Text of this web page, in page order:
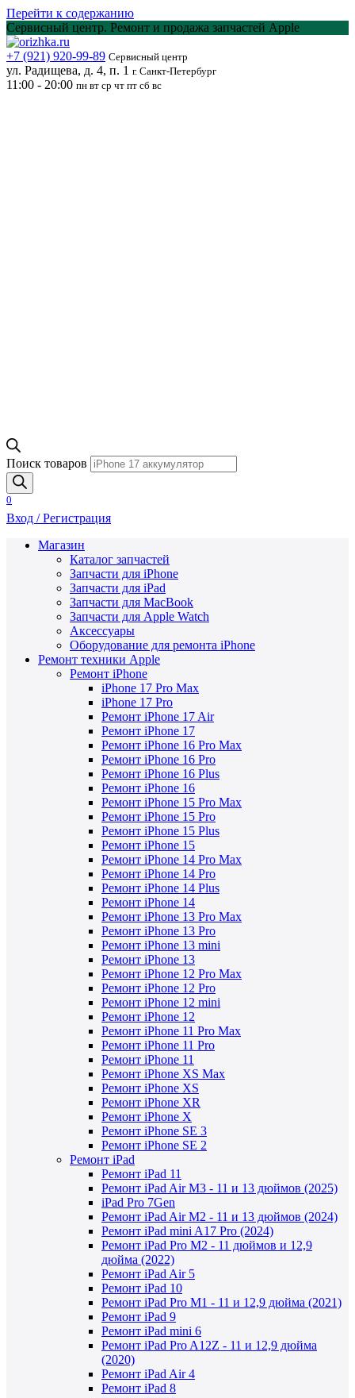
Перейти к содержанию
Сервисный центр. Ремонт и продажа запчастей Apple
+7 (921) 920-99-89 Сервисный центр
ул. Радищева, д. 4, п. 1 г. Санкт-Петербург
11:00 - 20:00 пн вт ср чт пт сб вс
Поиск товаров
0
Вход / Регистрация
Магазин
Каталог запчастей
Запчасти для iPhone
Запчасти для iPad
Запчасти для MacBook
Запчасти для Apple Watch
Аксессуары
Оборудование для ремонта iPhone
Ремонт техники Apple
Ремонт iPhone
iPhone 17 Pro Max
iPhone 17 Pro
Ремонт iPhone 17 Air
Ремонт iPhone 17
Ремонт iPhone 16 Pro Max
Ремонт iPhone 16 Pro
Ремонт iPhone 16 Plus
Ремонт iPhone 16
Ремонт iPhone 15 Pro Max
Ремонт iPhone 15 Pro
Ремонт iPhone 15 Plus
Ремонт iPhone 15
Ремонт iPhone 14 Pro Max
Ремонт iPhone 14 Pro
Ремонт iPhone 14 Plus
Ремонт iPhone 14
Ремонт iPhone 13 Pro Max
Ремонт iPhone 13 Pro
Ремонт iPhone 13 mini
Ремонт iPhone 13
Ремонт iPhone 12 Pro Max
Ремонт iPhone 12 Pro
Ремонт iPhone 12 mini
Ремонт iPhone 12
Ремонт iPhone 11 Pro Max
Ремонт iPhone 11 Pro
Ремонт iPhone 11
Ремонт iPhone XS Max
Ремонт iPhone XS
Ремонт iPhone XR
Ремонт iPhone X
Ремонт iPhone SE 3
Ремонт iPhone SE 2
Ремонт iPad
Ремонт iPad 11
Ремонт iPad Air M3 - 11 и 13 дюймов (2025)
iPad Pro 7Gen
Ремонт iPad Air M2 - 11 и 13 дюймов (2024)
Ремонт iPad mini A17 Pro (2024)
Ремонт iPad Pro M2 - 11 дюймов и 12,9
дюйма (2022)
Ремонт iPad Air 5
Ремонт iPad 10
Ремонт iPad Pro M1 - 11 и 12,9 дюйма (2021)
Ремонт iPad 9
Ремонт iPad mini 6
Ремонт iPad Pro A12Z - 11 и 12,9 дюйма
(2020)
Ремонт iPad Air 4
Ремонт iPad 8